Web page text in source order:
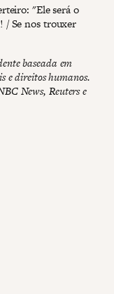
"Ele será o
/ Se nos trouxer
baseada em
e direitos humanos.
News, Reuters e